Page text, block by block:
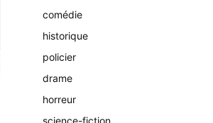
comédie
historique
policier
drame
horreur
science-fiction